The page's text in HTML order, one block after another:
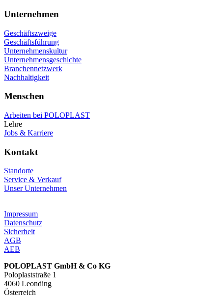
Unternehmen
Geschäftszweige
Geschäftsführung
Unternehmenskultur
Unternehmensgeschichte
Branchennetzwerk
Nachhaltigkeit
Menschen
Arbeiten bei POLOPLAST
Lehre
Jobs & Karriere
Kontakt
Standorte
Service & Verkauf
Unser Unternehmen
Impressum
Datenschutz
Sicherheit
AGB
AEB
POLOPLAST GmbH & Co KG
Poloplaststraße 1
4060 Leonding
Österreich